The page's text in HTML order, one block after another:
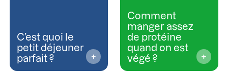
C’est quoi le
petit déjeuner
parfait ?
Comment
manger assez
de protéine
quand on est
végé ?